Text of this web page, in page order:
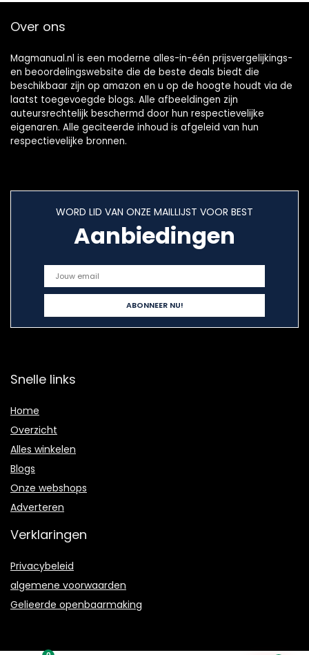
Over ons
Magmanual.nl is een moderne alles-in-één prijsvergelijkings-
en beoordelingswebsite die de beste deals biedt die
beschikbaar zijn op amazon en u op de hoogte houdt via de
laatst toegevoegde blogs. Alle afbeeldingen zijn
auteursrechtelijk beschermd door hun respectievelijke
eigenaren. Alle geciteerde inhoud is afgeleid van hun
respectievelijke bronnen.
WORD LID VAN ONZE MAILLIJST VOOR BEST
Aanbiedingen
Snelle links
Home
Overzicht
Alles winkelen
Blogs
Onze webshops
Adverteren
Verklaringen
Privacybeleid
algemene voorwaarden
Gelieerde openbaarmaking